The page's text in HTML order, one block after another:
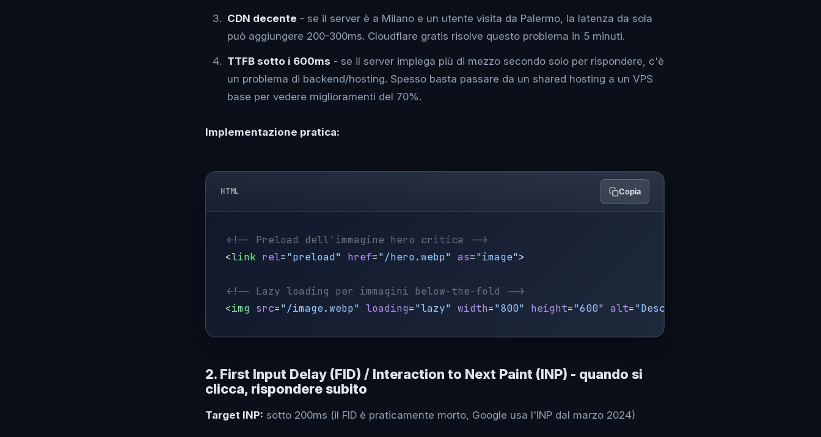
CDN decente - se il server è a Milano e un utente visita da Palermo, la latenza da sola
può aggiungere 200-300ms. Cloudflare gratis risolve questo problema in 5 minuti.
TTFB sotto i 600ms - se il server impiega più di mezzo secondo solo per rispondere, c'è
un problema di backend/hosting. Spesso basta passare da un shared hosting a un VPS
base per vedere miglioramenti del 70%.
Implementazione pratica:
HTML Copia
<link rel="preload" href="/hero.webp" as="image"
<img src="/image.webp" loading="lazy" width="800" height="600" alt="Descrizione immagine"
2. First Input Delay (FID) / Interaction to Next Paint (INP) - quando si
clicca, rispondere subito
Target INP: sotto 200ms (il FID è praticamente morto, Google usa l'INP dal marzo 2024)